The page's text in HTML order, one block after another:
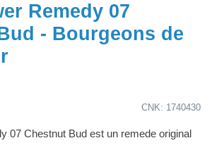
Remedy 07
- Bourgeons de
CNK: 1740430
07 Chestnut Bud est un remede original